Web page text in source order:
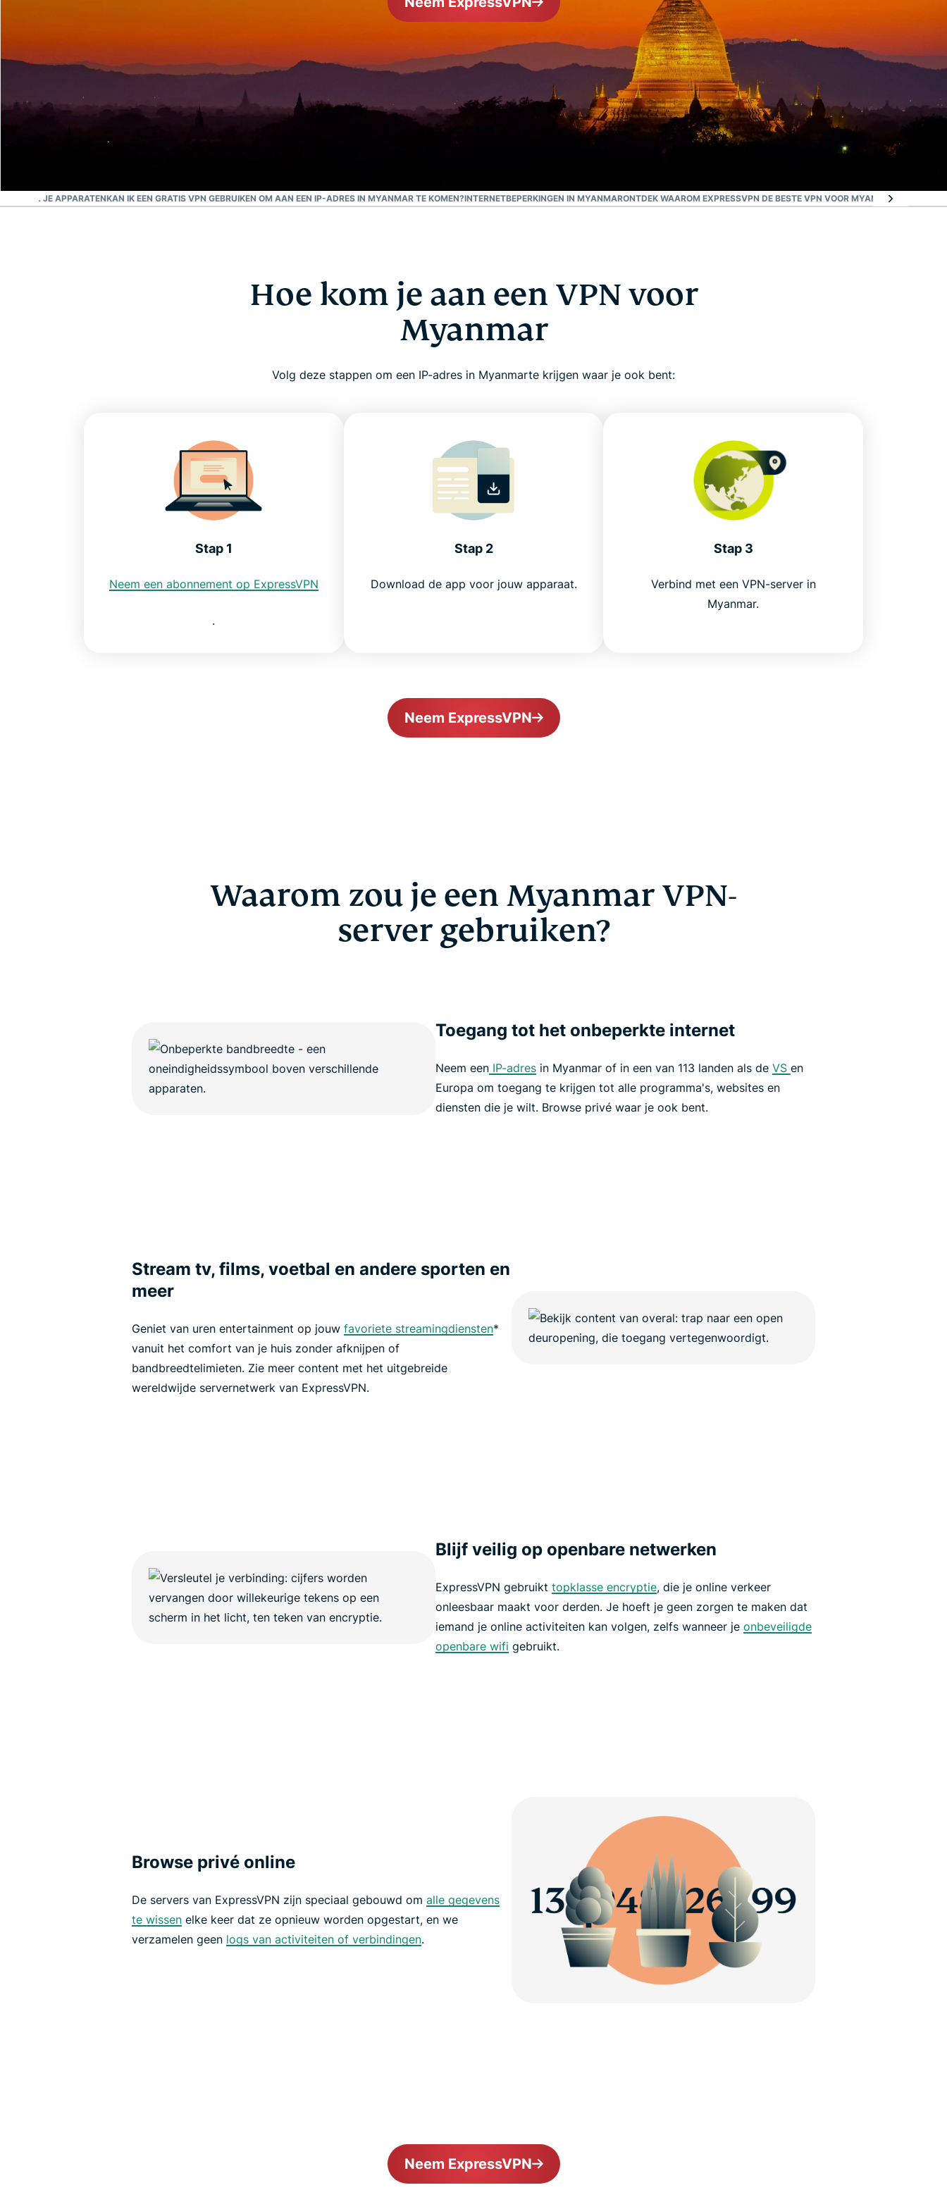
confidential
computing en
als
Identity Defender
Krachtig pakket met
tools voor
identiteitsbescherming,
Meest vertrouwde VPN
AL JE APPARATENKAN IK EEN GRATIS VPN GEBRUIKEN OM AAN EEN IP-ADRES IN MYANMAR TE KOMEN?INTERNETBEPERKINGEN IN MYANMARONTDEK WAAROM EXPRESSVPN DE BESTE VPN VOOR MYANMAR IS
Hoe kom je aan een VPN voor
Myanmar
Volg deze stappen om een IP-adres in Myanmarte krijgen waar je ook bent:
Stap 1
Neem een abonnement op ExpressVPN
.
Stap 2
Download de app voor jouw apparaat.
Stap 3
Verbind met een VPN-server in
Myanmar.
Neem ExpressVPN
Waarom zou je een Myanmar VPN-
server gebruiken?
Toegang tot het onbeperkte internet
Neem eenIP-adresin Myanmar of in een van 113 landen als de VS en
Europa om toegang te krijgen tot alle programma's, websites en
diensten die je wilt. Browse privé waar je ook bent.
Stream tv, films, voetbal en andere sporten en
meer
Geniet van uren entertainment op jouw favoriete streamingdiensten*
vanuit het comfort van je huis zonder afknijpen of
bandbreedtelimieten. Zie meer content met het uitgebreide
wereldwijde servernetwerk van ExpressVPN.
Blijf veilig op openbare netwerken
ExpressVPN gebruikt topklasse encryptie, die je online verkeer
onleesbaar maakt voor derden. Je hoeft je geen zorgen te maken dat
iemand je online activiteiten kan volgen, zelfs wanneer je onbeveiligde
openbare wifi gebruikt.
Browse privé online
De servers van ExpressVPN zijn speciaal gebouwd om alle gegevens
te wissen elke keer dat ze opnieuw worden opgestart, en we
verzamelen geen logs van activiteiten of verbindingen.
Neem ExpressVPN